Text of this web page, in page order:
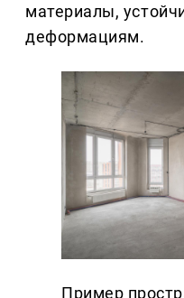
материалы,
деформациям.
Пример